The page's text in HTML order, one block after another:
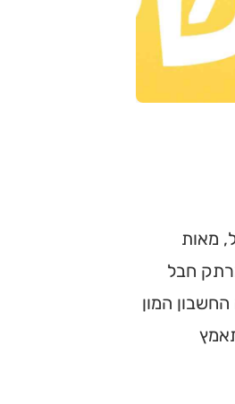
מאות
חבל
המון